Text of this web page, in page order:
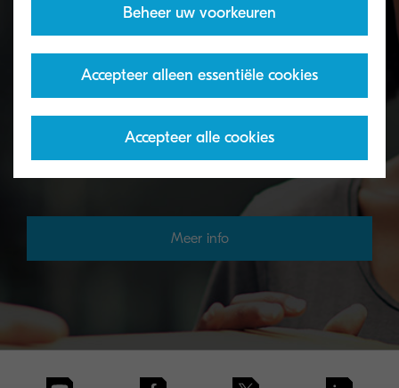
Toner terugname programma
Lege KYOCERA-toners kunt u op verschillende
manieren retourneren aan onze recyclingpartners.
Als uw lege toners eenmaal in ons systeem staan,
zorgen wij voor alles.
Meer info
Beheer uw voorkeuren
Accepteer alleen essentiële cookies
Accepteer alle cookies